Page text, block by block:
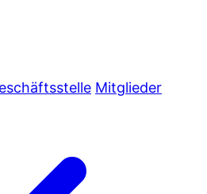
Mitglieder